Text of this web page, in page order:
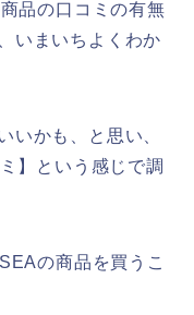
品の口コミの有無
いまいちよくわか
いかも、と思い、
】という感じで調
の商品を買うこ